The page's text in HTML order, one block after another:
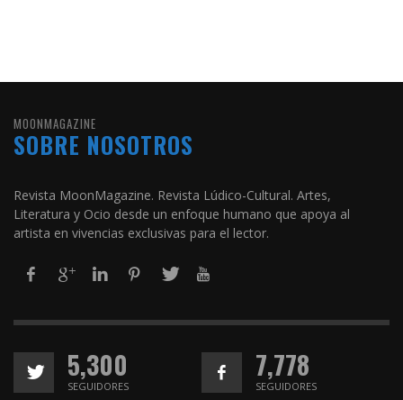
MOONMAGAZINE
SOBRE NOSOTROS
Revista MoonMagazine. Revista Lúdico-Cultural. Artes,
Literatura y Ocio desde un enfoque humano que apoya al
artista en vivencias exclusivas para el lector.
5,300
SEGUIDORES
7,778
SEGUIDORES